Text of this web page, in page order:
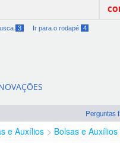
3 Ir para o rodapé 4
Perguntas
e Auxílios Bolsas e